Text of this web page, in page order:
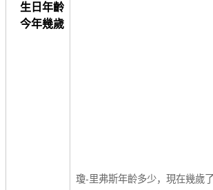
生日年齡
今年幾歲
瓊-里弗斯年齡多少，現在幾歲了